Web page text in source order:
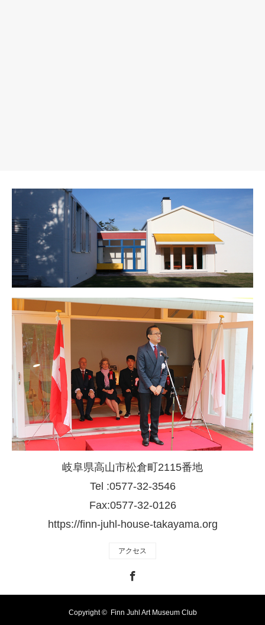
岐阜県高山市松倉町2115番地
Tel :0577-32-3546
Fax:0577-32-0126
https://finn-juhl-house-takayama.org
アクセス
Copyright © Finn Juhl Art Museum Club